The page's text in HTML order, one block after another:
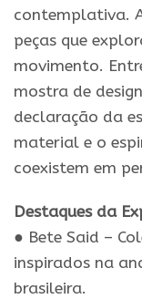
contemplativa.
peças que
movimento.
mostra de
declaração da
material e o
coexistem em
Destaques da
● Bete Said –
inspirados na
brasileira.